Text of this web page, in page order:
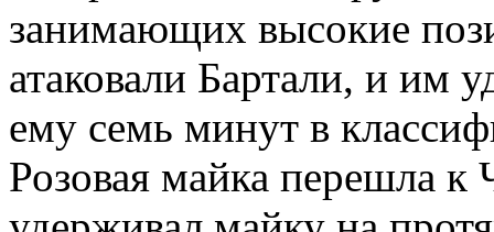
занимающих высокие
атаковали Бартали, и им
ему семь минут в
Розовая майка перешла